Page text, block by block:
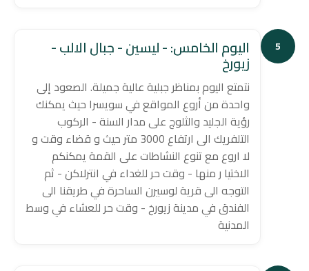
5 اليوم الخامس: - ليسين - جبال الالب -
زيورخ
نتمتع اليوم بمناظر جبلية عالية جميلة. الصعود إلى
واحدة من أروع المواقع في سويسرا حيث يمكنك
رؤية الجليد والثلوج على مدار السنة - الركوب
التلفريك الى ارتفاع 3000 متر حيث و قضاء وقت و
لا اروع مع تنوع النشاطات على القمة يمكنكم
الاختيا ر منها - وقت حر للغداء في انترلاكن - ثم
التوجه الى قرية لوسيرن الساحرة في طريقنا الى
الفندق في مدينة زيورخ - وقت حر للعشاء في وسط
المدنية